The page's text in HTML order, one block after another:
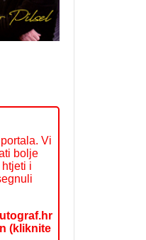
Vi
bolje
i
(kliknite